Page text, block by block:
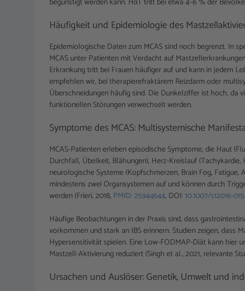
Häufigkeit und Epidemiologie des
Epidemiologische Daten zum MCAS sind noch begrenzt. In
MCAS unter Patienten mit Verdacht auf
Erkrankung tritt bei Frauen häufiger auf und kann in jedem
empfehlen wir, bei therapierefraktärem Reizdarm oder
Überschneidungen häufig sind. Die Dunkelziffer ist hoch, da
funktionellen Störungen verwechselt werden.
Symptome des MCAS: Multisystemische
MCAS-Patienten erleben episodische Symptome, die Haut
Durchfall, Übelkeit, Blähungen), Herz-Kreislauf
neurologische Systeme (Kopfschmerzen, Brain Fog,
mindestens zwei Organsystemen auf und können durch
werden (Frieri, 2018, PMID: 25944644, DOI:10.1007/s12016-
Häufige Beobachtungen in der Praxis sind, dass
vorkommen und stark an IBS erinnern. Studien zeigen, dass
Hypersensitivität spielen. Eine Low-FODMAP-Diät kann hier
Mastzell-Aktivierung reduziert (Singh et al., 2021, relevante
Ursachen und Auslöser: Genetik, Umwelt und